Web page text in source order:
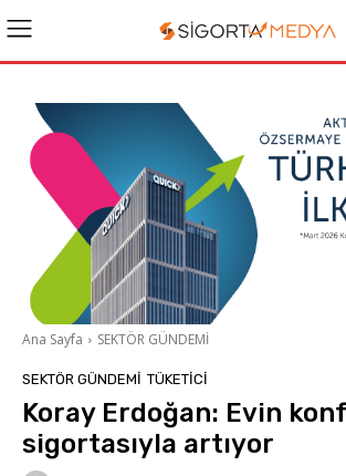
Ana Sayfa SEKTÖR GÜNDEMİ
SEKTÖR GÜNDEMİ TÜKETICI
Koray Erdoğan: Evin
sigortasıyla artıyor